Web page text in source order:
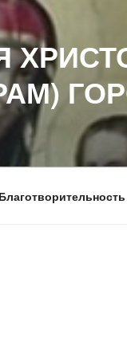
Благотворительность